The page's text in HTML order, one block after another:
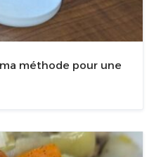
méthode pour une